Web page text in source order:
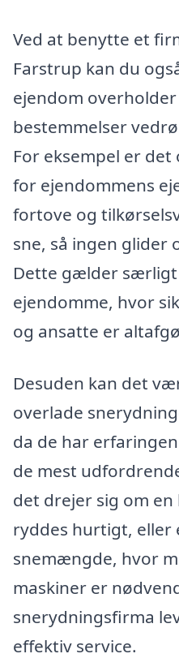
Ved at benytte et
Farstrup kan du
ejendom
bestemmelser
For eksempel er
for ejendommens
fortove og
sne, så ingen glider
Dette gælder
ejendomme, hvor
og ansatte er
Desuden kan det
overlade
da de har
de mest
det drejer sig om
ryddes hurtigt, eller
snemængde, hvor
maskiner er
snerydningsfirma
effektiv service.